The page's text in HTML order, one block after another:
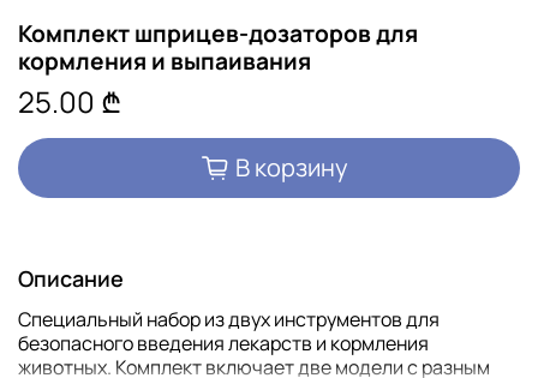
Комплект шприцев-дозаторов для
кормления и выпаивания
25.00 ₾
В корзину
Описание
Специальный набор из двух инструментов для
безопасного введения лекарств и кормления
животных. Комплект включает две модели с разным